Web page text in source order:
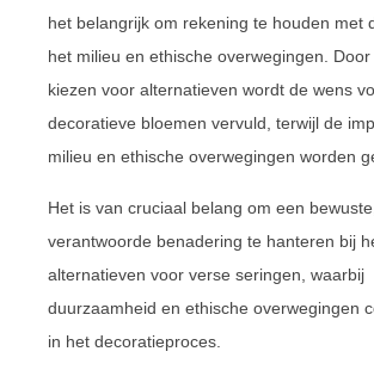
het belangrijk om rekening te houden met
het milieu en ethische overwegingen.
kiezen voor alternatieven wordt de wens
decoratieve bloemen vervuld, terwijl de
milieu en ethische overwegingen worden
Het is van cruciaal belang om een bewuste,
verantwoorde benadering te hanteren bij
alternatieven voor verse seringen, waarbij
duurzaamheid en ethische overwegingen
in het decoratieproces.